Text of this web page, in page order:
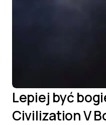
Lepiej być
Civilization V